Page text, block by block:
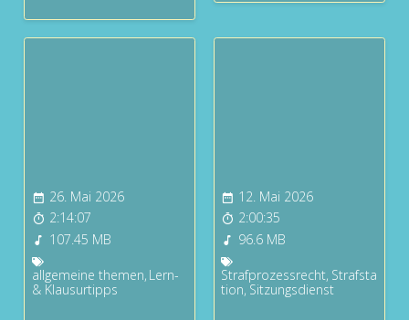
26. Mai 2026
2:14:07
107.45 MB
allgemeine themen, Lern-
& Klausurtipps
12. Mai 2026
2:00:35
96.6 MB
Strafprozessrecht, Strafsta
tion, Sitzungsdienst